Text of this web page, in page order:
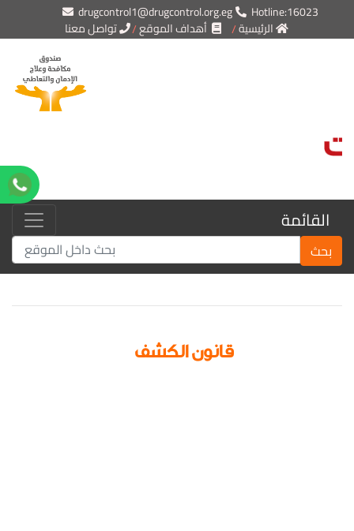
drugcontrol1@drugcontrol.org.eg
Hotline:16023
الرئيسية
أهداف الموقع تواصل معنا
القائمة
بحث
قانون الكشف